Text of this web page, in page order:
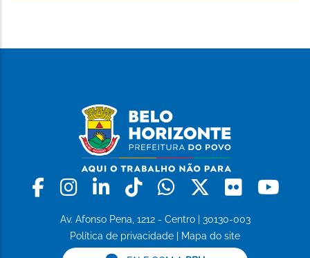
Facebook
Instagram
LinkedinTiktokWhatsapp
X Flickr
Av. Afonso Pena, 1212 - Centro | 30130-003
Política de privacidade
Mapa do site